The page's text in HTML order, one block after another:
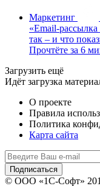
Маркетинг
«Email-рассылка
так – и что
Прочтёте за 6
Загрузить ещё
Идёт загрузка
О проекте
Правила
Политика
Карта сайта
© ООО «1С-Софт»